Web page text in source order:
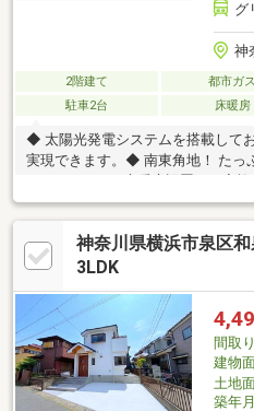
グ
神
2階建て 都市ガス
駐車2台
床暖房
◆ 太陽光発電システムを搭載して
実現できます。◆ 南東角地！ たっ
る快適空間。◆ 開放的でありなが
ジアは、ちょっとしたアウトドア
建物新築時の申請敷地面積は
を行政書士等に依頼して費用が発
非課税）※敷地外北東部（前面道
ーサポートが存しますが、現況渡し
神奈川県横浜市泉区
3LDK
間取り
建物
土地
築年月